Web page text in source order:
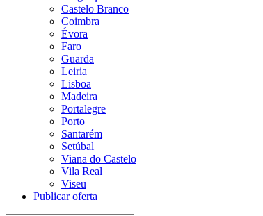
Castelo Branco
Coimbra
Évora
Faro
Guarda
Leiria
Lisboa
Madeira
Portalegre
Porto
Santarém
Setúbal
Viana do Castelo
Vila Real
Viseu
Publicar oferta